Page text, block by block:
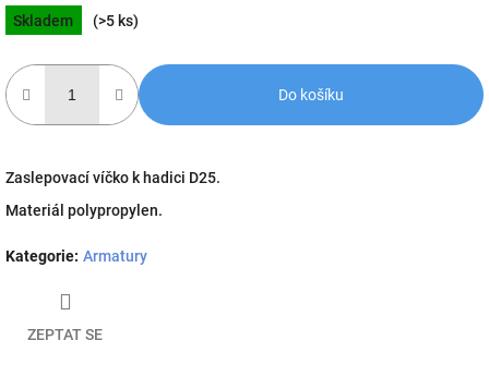
Měrná
cena:
Skladem (>5 ks)
Do košíku
Zaslepovací víčko k hadici D25.
Materiál polypropylen.
Kategorie: Armatury
ZEPTAT SE